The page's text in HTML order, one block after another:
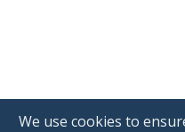
We use cookies to